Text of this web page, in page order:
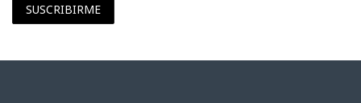
SUSCRIBIRME